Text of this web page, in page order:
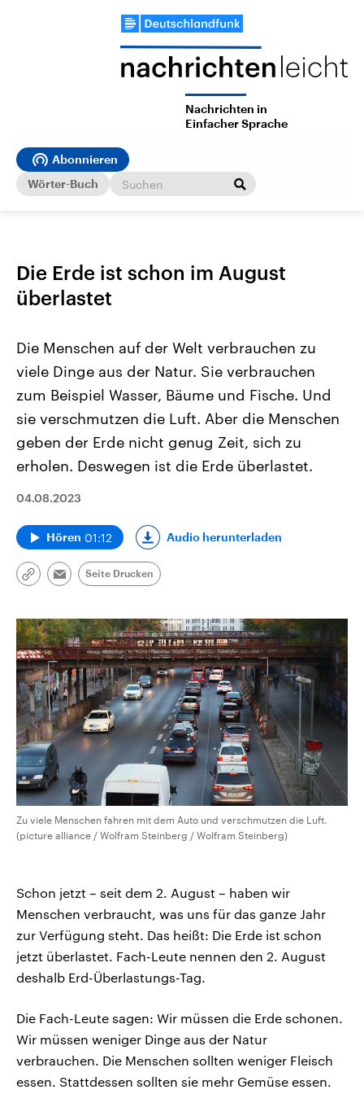
Nachrichten in
Einfacher Sprache
Abonnieren
Wörter-Buch
Die Erde ist schon im August
überlastet
Die Menschen auf der Welt verbrauchen zu
viele Dinge aus der Natur. Sie verbrauchen
zum Beispiel Wasser, Bäume und Fische. Und
sie verschmutzen die Luft. Aber die Menschen
geben der Erde nicht genug Zeit, sich zu
erholen. Deswegen ist die Erde überlastet.
04.08.2023
Hören 01:12 Audio herunterladen
Link
Email
Seite Drucken
Zu viele Menschen fahren mit dem Auto und verschmutzen die Luft.
(picture alliance / Wolfram Steinberg / Wolfram Steinberg)
Schon jetzt – seit dem 2. August – haben wir
Menschen verbraucht, was uns für das ganze Jahr
zur Verfügung steht. Das heißt: Die Erde ist schon
jetzt überlastet. Fach-Leute nennen den 2. August
deshalb Erd-Überlastungs-Tag.
Die Fach-Leute sagen: Wir müssen die Erde schonen.
Wir müssen weniger Dinge aus der Natur
verbrauchen. Die Menschen sollten weniger Fleisch
essen. Stattdessen sollten sie mehr Gemüse essen.